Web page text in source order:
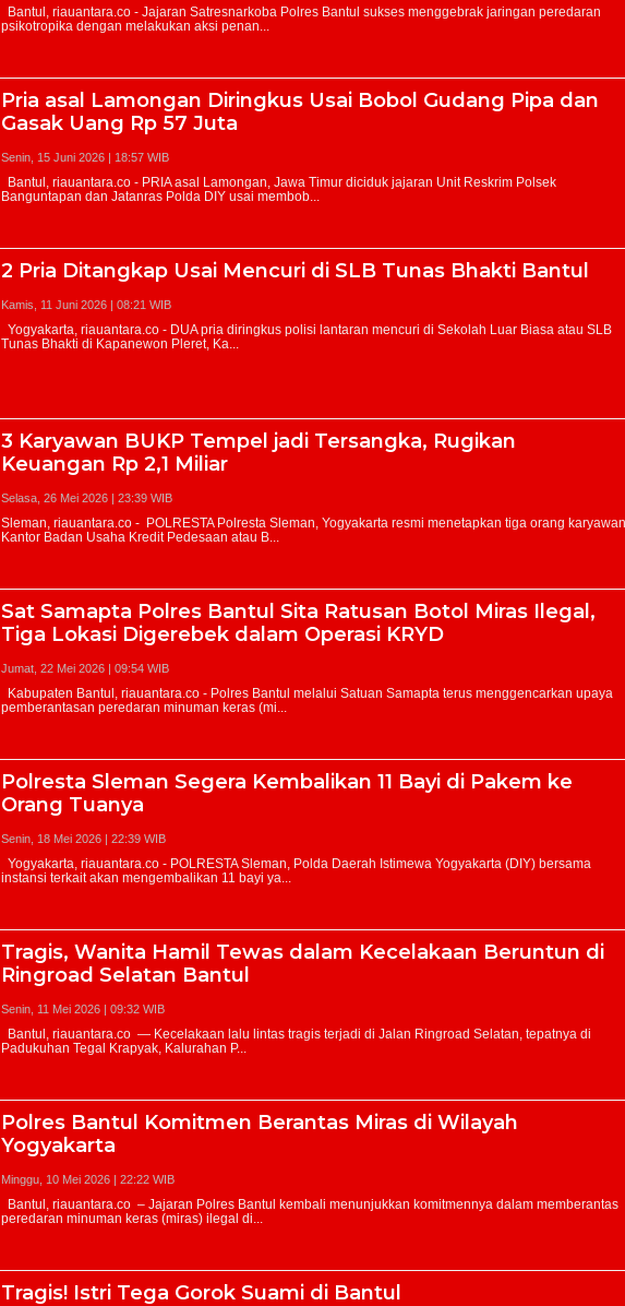
Pria asal Lamongan Diringkus Usai Bobol Gudang Pipa dan
Gasak Uang Rp 57 Juta
Senin, 15 Juni 2026 | 18:57 WIB
2 Pria Ditangkap Usai Mencuri di SLB Tunas Bhakti Bantul
Kamis, 11 Juni 2026 | 08:21 WIB
3 Karyawan BUKP Tempel jadi Tersangka, Rugikan
Keuangan Rp 2,1 Miliar
Selasa, 26 Mei 2026 | 23:39 WIB
Sat Samapta Polres Bantul Sita Ratusan Botol Miras Ilegal,
Tiga Lokasi Digerebek dalam Operasi KRYD
Jumat, 22 Mei 2026 | 09:54 WIB
Polresta Sleman Segera Kembalikan 11 Bayi di Pakem ke
Orang Tuanya
Senin, 18 Mei 2026 | 22:39 WIB
Tragis, Wanita Hamil Tewas dalam Kecelakaan Beruntun di
Ringroad Selatan Bantul
Senin, 11 Mei 2026 | 09:32 WIB
Polres Bantul Komitmen Berantas Miras di Wilayah
Yogyakarta
Minggu, 10 Mei 2026 | 22:22 WIB
Tragis! Istri Tega Gorok Suami di Bantul